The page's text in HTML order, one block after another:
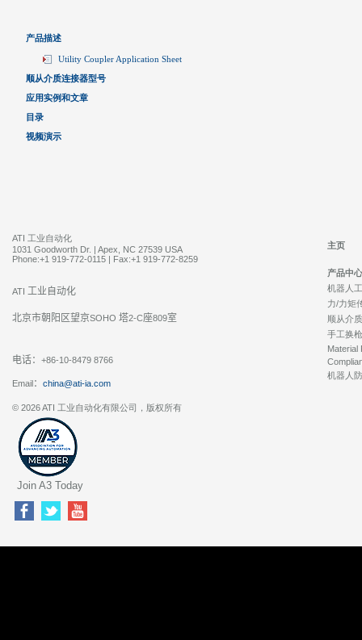
产品描述
Utility Coupler Application Sheet
顺从介质连接器型号
应用实例和文章
目录
视频演示
ATI 工业自动化
1031 Goodworth Dr. | Apex, NC 27539 USA
Phone:+1 919-772-0115 | Fax:+1 919-772-8259
ATI 工业自动化
北京市朝阳区望京SOHO 塔2-C座809室
电话： +86-10-8479 8766
Email： china@ati-ia.com
主页
产品中心
机器人
力/力矩
顺从介
手工换
Material
机器人
© 2026 ATI 工业自动化有限公司，版权所有
Join A3 Today